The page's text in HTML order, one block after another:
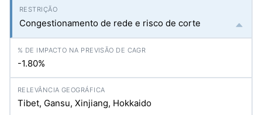
Congestionamento de rede e risco de corte
-1.80%
Tibet, Gansu, Xinjiang, Hokkaido